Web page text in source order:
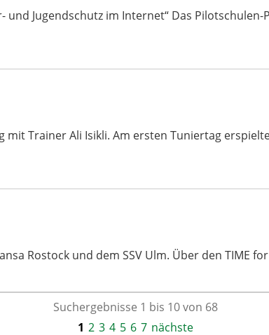
Jugendschutz im Internet“ Das
mit Trainer Ali Isikli. Am ersten Tuniertag
Rostock und dem SSV Ulm. Über den TIME
Suchergebnisse 1 bis 10 von 68
1 2 3 4 5 6 7 nächste